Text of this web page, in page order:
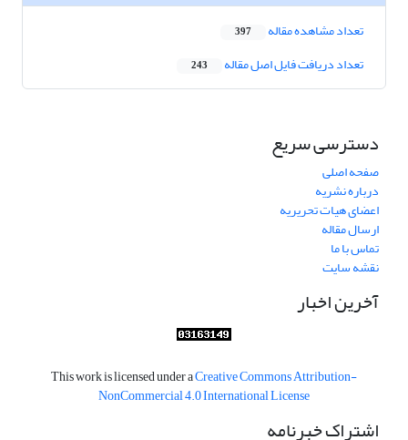
تعداد مشاهده مقاله 397
تعداد دریافت فایل اصل مقاله 243
دسترسی سریع
صفحه اصلی
درباره نشریه
اعضای هیات تحریریه
ارسال مقاله
تماس با ما
نقشه سایت
آخرین اخبار
This work is licensed under aCreative Commons Attribution-
NonCommercial 4.0 International License
اشتراک خبرنامه